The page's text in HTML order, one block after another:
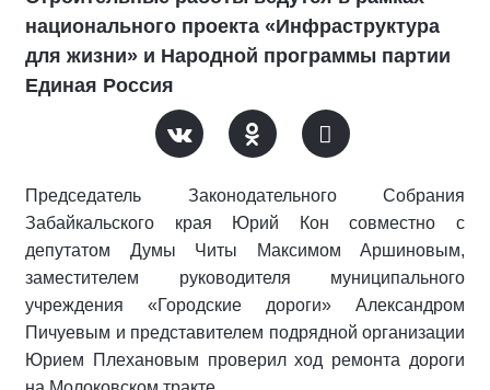
национального проекта «Инфраструктура
для жизни» и Народной программы партии
Единая Россия
Председатель Законодательного Собрания
Забайкальского края Юрий Кон совместно с
депутатом Думы Читы Максимом Аршиновым,
заместителем руководителя муниципального
учреждения «Городские дороги» Александром
Пичуевым и представителем подрядной организации
Юрием Плехановым проверил ход ремонта дороги